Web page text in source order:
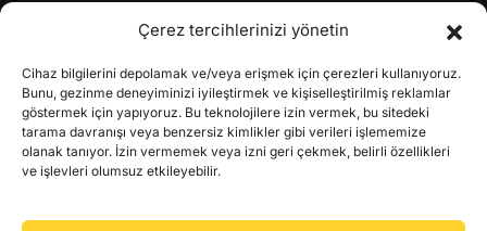
Çerez tercihlerinizi yönetin
Cihaz bilgilerini depolamak ve/veya erişmek için çerezleri kullanıyoruz.
Bunu, gezinme deneyiminizi iyileştirmek ve kişiselleştirilmiş reklamlar
göstermek için yapıyoruz. Bu teknolojilere izin vermek, bu sitedeki
tarama davranışı veya benzersiz kimlikler gibi verileri işlememize
olanak tanıyor. İzin vermemek veya izni geri çekmek, belirli özellikleri
ve işlevleri olumsuz etkileyebilir.
Yapay Zeka (AI) Coinleri
Gaming Coinleri
RWA Coinleri
DeFi Coinleri
DePIN Coinleri